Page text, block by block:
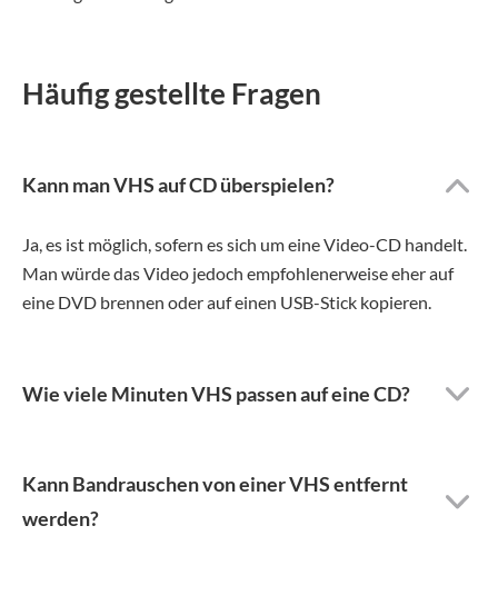
Häufig gestellte Fragen
Kann man VHS auf CD überspielen?
Ja, es ist möglich, sofern es sich um eine Video-CD handelt.
Man würde das Video jedoch empfohlenerweise eher auf
eine DVD brennen oder auf einen USB-Stick kopieren.
Wie viele Minuten VHS passen auf eine CD?
Kann Bandrauschen von einer VHS entfernt
werden?